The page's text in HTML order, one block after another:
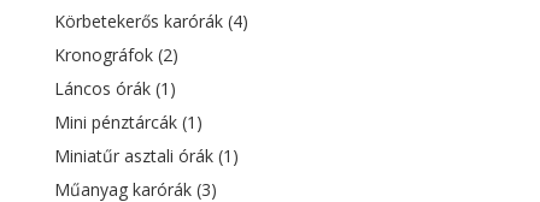
Körbetekerős karórák (4)
Kronográfok (2)
Láncos órák (1)
Mini pénztárcák (1)
Miniatűr asztali órák (1)
Műanyag karórák (3)